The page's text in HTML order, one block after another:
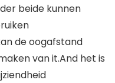
beide kunnen
de oogafstand
van it.And het is